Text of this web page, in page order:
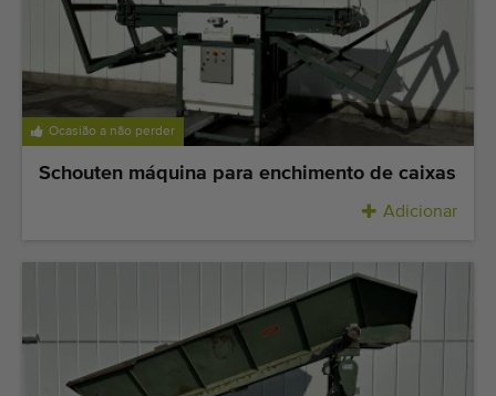
Ocasião a não perder
Schouten máquina para enchimento de caixas
Adicionar